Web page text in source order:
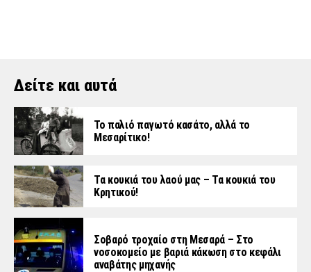
Δείτε και αυτά
Το παλιό παγωτό κασάτο, αλλά το
Μεσαρίτικο!
Τα κουκιά του λαού μας – Τα κουκιά του
Κρητικού!
Σοβαρό τροχαίο στη Μεσαρά – Στο
νοσοκομείο με βαριά κάκωση στο κεφάλι
αναβάτης μηχανής